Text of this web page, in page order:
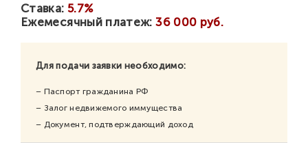
Ставка: 5.7%
Ежемесячный платеж:36 000 руб.
Для подачи заявки необходимо:
– Паспорт гражданина РФ
– Залог недвижемого иммущества
– Документ, подтверждающий доход